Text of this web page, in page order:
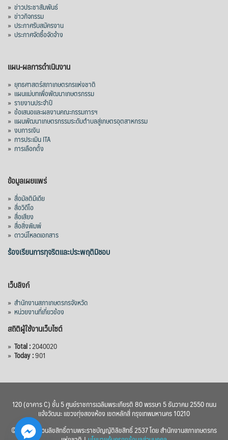
ส่งออกมันครึ่งปี 69 ปริมาณ 2.52 ล้านตัน
ลด 51.63% ยังดีที่ราคาขายดีกว่าปีก่อน
mgronline.com
View on Facebook
สภาเกษตรกรแห่งชาติ
4 days ago
คณะรัฐมนตรี อนุมัติโครงการอ่างเก็บน้ำ
คลองวังโตนด วงเงิน 7,200 ล้านบาท สะท้อน
ผลสำเร็จการผลักดันข้อเสนอเชิงนโยบายของ
เมื่อวันที่ 5 สิงหาคม 2569 คณะรัฐมนตรีมีมติ
อนุมัติโครงการอ่างเก็บน้ำคลองวังโตนด
จังหวัดจันทบุรี กรอบวงเงิน 7,200 ล้านบาท
กำหนดระยะเวลาดำเนินงาน 7 ปี (พ.ศ. 2570–
2576) โดยโครงการมีความจุ 99.50 ล้าน
ลูกบาศก์เมตร สามารถสนับสนุนพื้นที่
ชลประทานกว่า 87,700 ไร่ เพิ่ม
View on Facebook
» ข่าวประชาสัมพันธ์
» ข่าวกิจกรรม
» ประกาศรับสมัครงาน
» ประกาศจัดซื้อจัดจ้าง
แผน-ผลการดำเนินงาน
» ยุทธศาสตร์สภาเกษตรกรแห่งชาติ
» แผนแม่บทเพื่อพัฒนาเกษตรกรรม
» รายงานประจำปี
» ข้อเสนอและผลงานคณะกรรมการฯ
» แผนพัฒนาเกษตรกรรมระดับตำบลสู่เกษตรอุตสาหกรรม
» งบการเงิน
» การประเมิน ITA
» การเลือกตั้ง
ข้อมูลเผยแพร่
» สื่อมัลติมีเดีย
» สื่อวิดีโอ
» สื่อเสียง
» สื่อสิ่งพิมพ์
» ดาวน์โหลดเอกสาร
ร้องเรียนการทุจริตและประพฤติมิชอบ
เว็บลิงก์
» สำนักงานสภาเกษตรกรจังหวัด
» หน่วยงานที่เกี่ยวข้อง
สถิติผู้ใช้งานเว็บไซต์
» Total :2040020
» Today :901
120 (อาคาร C) ชั้น 5 ศูนย์ราชการเฉลิมพระเกียรติ 80 พรรษา 5 ธันวาคม 2550 ถนน
แจ้งวัฒนะ แขวงทุ่งสองห้อง เขตหลักสี่ กรุงเทพมหานคร 10210
© 2560 สงวนลิขสิทธิ์ตามพระราชบัญญัติลิขสิทธิ์ 2537 โดย สำนักงานสภาเกษตรกร